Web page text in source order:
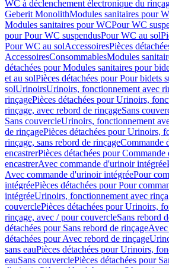
WC à déclenchement électronique du
Geberit MonolithModules sanitaires pour
Modules sanitaires pour WCPour WC
pour Pour WC suspendusPour WC au sol
Pour WC au solAccessoiresPièces
AccessoiresConsommablesModules
détachées pour Modules sanitaires pour
et au solPièces détachées pour Pour bidets
solUrinoirsUrinoirs, fonctionnement avec
rinçagePièces détachées pour Urinoirs,
rinçage, avec rebord de rinçageSans
Sans couvercleUrinoirs, fonctionnement
de rinçagePièces détachées pour Urinoirs,
rinçage, sans rebord de rinçageCommande
encastrerPièces détachées pour
encastrerAvec commande d'urinoir intégrée
Avec commande d'urinoir intégréePour
intégréePièces détachées pour Pour
intégréeUrinoirs, fonctionnement avec
couverclePièces détachées pour Urinoirs,
rinçage, avec / pour couvercleSans rebord
détachées pour Sans rebord de rinçage
détachées pour Avec rebord de rinçage
sans eauPièces détachées pour Urinoirs,
eauSans couverclePièces détachées pour